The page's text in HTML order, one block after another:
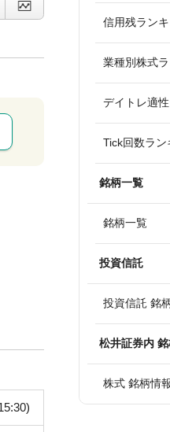
信用残ラン
業種別株式
デイトレ適
Tick回数ラン
銘柄一覧
銘柄一覧
投資信託
投資信託 銘
松井証券内
株式 銘柄情